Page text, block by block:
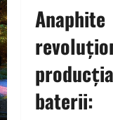
Anaphite
baterii: